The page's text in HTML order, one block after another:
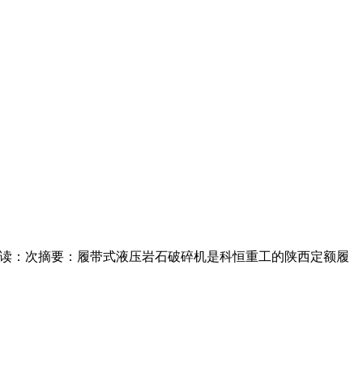
：次摘要：履带式液压岩石破碎机是科恒重工的陕西定额履